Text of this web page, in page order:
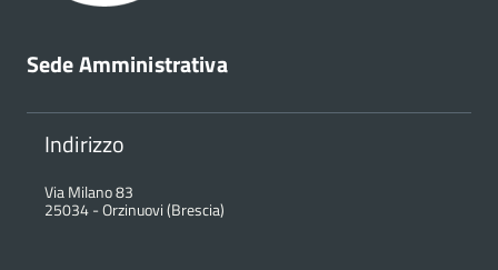
Sede Amministrativa
Indirizzo
Via Milano 83
25034-Orzinuovi (Brescia)